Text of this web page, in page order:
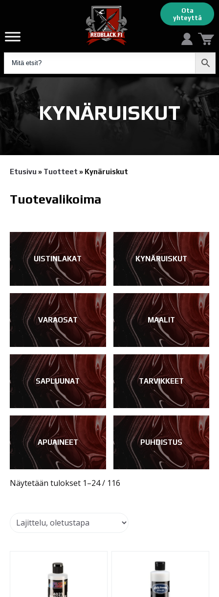
Ota
yhteyttä
KYNÄRUISKUT
Etusivu » Tuotteet » Kynäruiskut
Tuotevalikoima
UISTINLAKAT KYNÄRUISKUT
VARAOSAT MAALIT
SAPLUUNAT TARVIKKEET
APUAINEET PUHDISTUS
Näytetään tulokset 1–24 / 116